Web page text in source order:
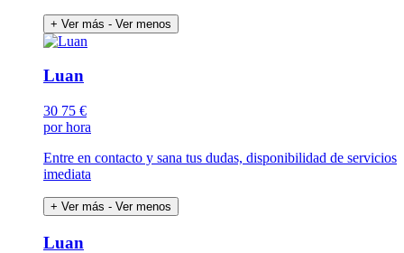
+ Ver más - Ver menos
Luan
30 75 €
por hora
Entre en contacto y sana tus dudas, disponibilidad de servicios
imediata
+ Ver más - Ver menos
Luan